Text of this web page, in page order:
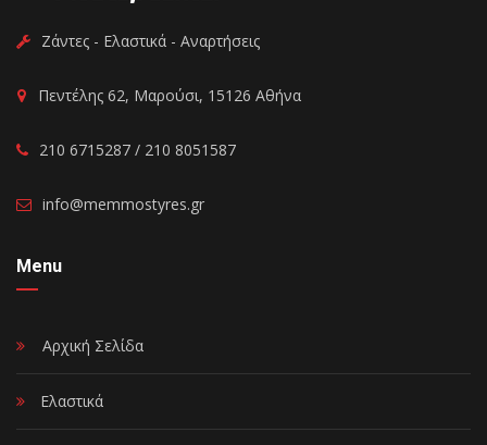
Ζάντες - Ελαστικά - Αναρτήσεις
Πεντέλης 62, Μαρούσι, 15126 Αθήνα
210 6715287 / 210 8051587
info@memmostyres.gr
Menu
Αρχική Σελίδα
Ελαστικά